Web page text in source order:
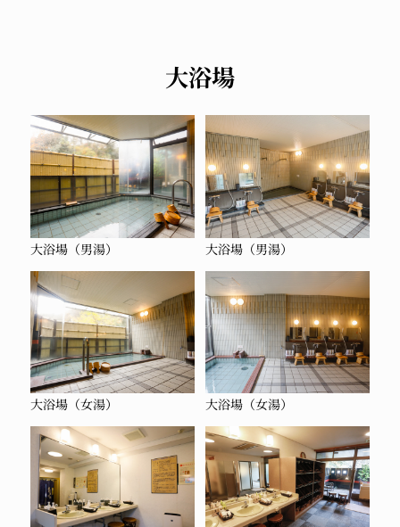
大浴場
大浴場（男湯） 大浴場（男湯）
大浴場（女湯） 大浴場（女湯）